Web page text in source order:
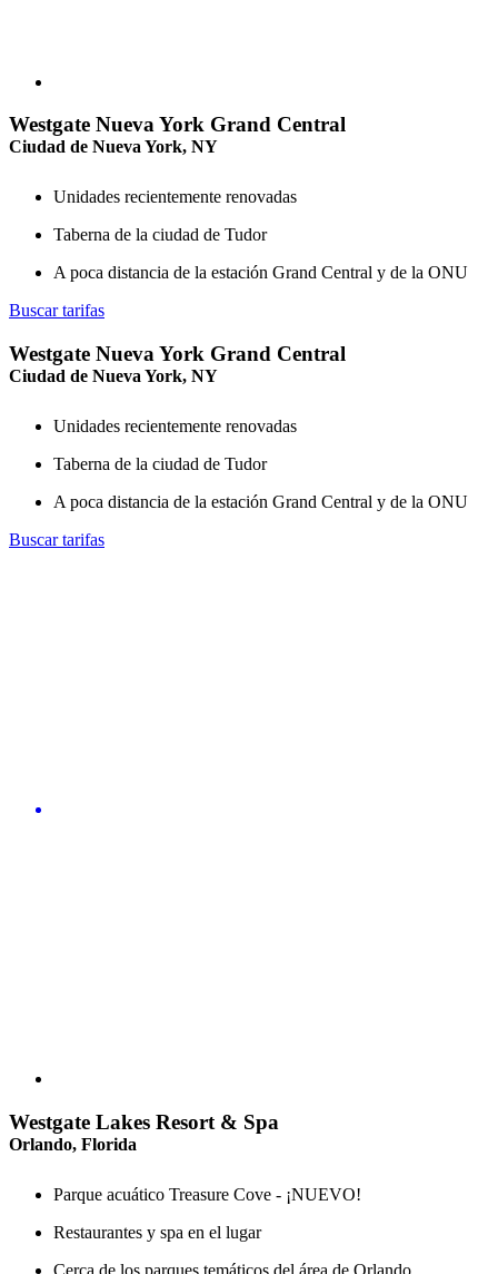
Westgate Nueva York Grand Central
Ciudad de Nueva York, NY
Unidades recientemente renovadas
Taberna de la ciudad de Tudor
A poca distancia de la estación Grand Central y de la ONU
Buscar tarifas
Westgate Nueva York Grand Central
Ciudad de Nueva York, NY
Unidades recientemente renovadas
Taberna de la ciudad de Tudor
A poca distancia de la estación Grand Central y de la ONU
Buscar tarifas
Westgate Lakes Resort & Spa
Orlando, Florida
Parque acuático Treasure Cove - ¡NUEVO!
Restaurantes y spa en el lugar
Cerca de los parques temáticos del área de Orlando